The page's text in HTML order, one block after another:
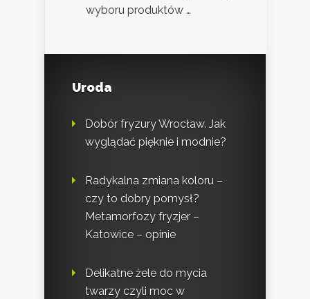
wyboru produktów …
Uroda
Dobór fryzury Wrocław. Jak
wyglądać pięknie i modnie?
Radykalna zmiana koloru –
czy to dobry pomysł?
Metamorfozy fryzjer –
Katowice – opinie
Delikatne żele do mycia
twarzy czyli moc w